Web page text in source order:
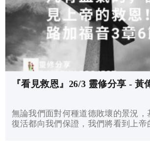
『看見救恩』26/3 靈修分享 - 黃
無論我們面對何種道德敗壞的景況，
復活都向我們保證，我們將看到上帝